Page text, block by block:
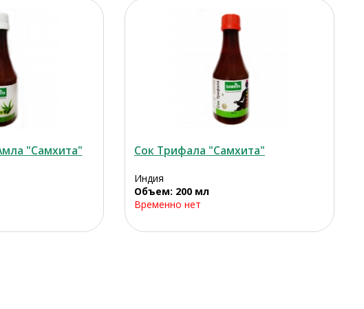
"Самхита" Сок Трифала "Самхита"
Индия
Объем: 200 мл
Временно нет